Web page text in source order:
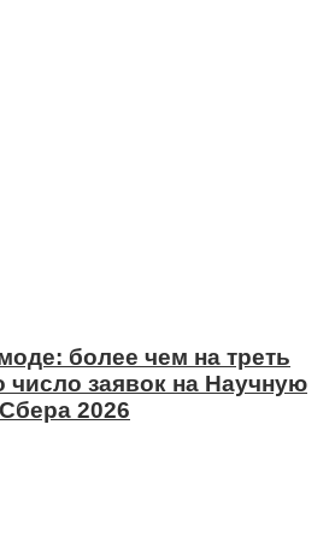
более чем на треть
число заявок на Научную
2026